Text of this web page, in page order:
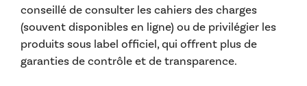
conseillé de consulter les cahiers des charges
(souvent disponibles en ligne) ou de privilégier les
produits sous label officiel, qui offrent plus de
garanties de contrôle et de transparence.